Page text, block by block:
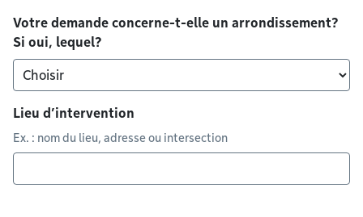
Votre demande concerne-t-elle un arrondissement?
Si oui, lequel?
Lieu d’intervention
Ex. : nom du lieu, adresse ou intersection